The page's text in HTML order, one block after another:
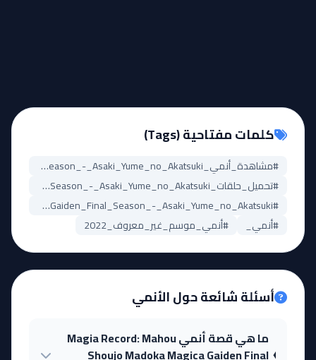
كلمات مفتاحية (Tags)
#مشاهدة_أنمي_Magia_Record:_Mahou_Shoujo_Madoka_Magica_Gaiden_Final_Season_-_Asaki_Yume_no_Akatsuki
#تحميل_حلقات_Magia_Record:_Mahou_Shoujo_Madoka_Magica_Gaiden_Final_Season_-_Asaki_Yume_no_Akatsuki
#Magia_Record:_Mahou_Shoujo_Madoka_Magica_Gaiden_Final_Season_-_Asaki_Yume_no_Akatsuki_مترجم
#أنمي_
#أنمي_موسم_غير_معروف_2022
أسئلة شائعة حول الأنمي
ما هي قصة أنمي Magia Record: Mahou
Shoujo Madoka Magica Gaiden Final